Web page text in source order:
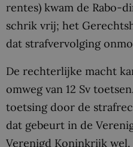
rentes) kwam de Rabo-
schrik vrij; het
dat strafvervolging
De rechterlijke macht
omweg van 12 Sv
toetsing door de
dat gebeurt in de
Verenigd Koninkrijk